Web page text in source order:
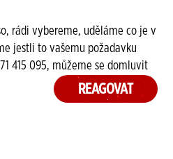
rádi vybereme, uděláme co je v
jestli to vašemu požadavku
415 095, můžeme se domluvit
REAGOVAT